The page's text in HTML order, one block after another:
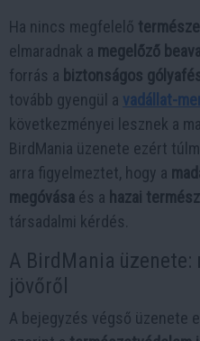
Ha nincs megfelelő
elmaradnak a megelőző
forrás a biztonságos
tovább gyengül a vadállat-
következményei lesznek a
BirdMania üzenete ezért
arra figyelmeztet, hogy a
megóvása és a hazai
társadalmi kérdés.
A BirdMania
jövőről
A bejegyzés végső üzenete